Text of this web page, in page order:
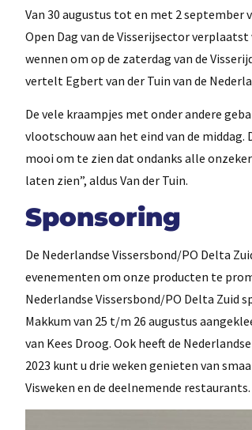
Van 30 augustus tot en met 2 september
Open Dag van de Visserijsector verplaatst
wennen om op de zaterdag van de
vertelt Egbert van der Tuin van de
De vele kraampjes met onder andere
vlootschouw aan het eind van de
mooi om te zien dat ondanks alle
laten zien”, aldus Van der Tuin.
Sponsoring
De Nederlandse Vissersbond/PO Delta
evenementen om onze producten te
Nederlandse Vissersbond/PO Delta Zuid
Makkum van 25 t/m 26 augustus
van Kees Droog. Ook heeft de
2023 kunt u drie weken genieten van
Visweken en de deelnemende restaurants.